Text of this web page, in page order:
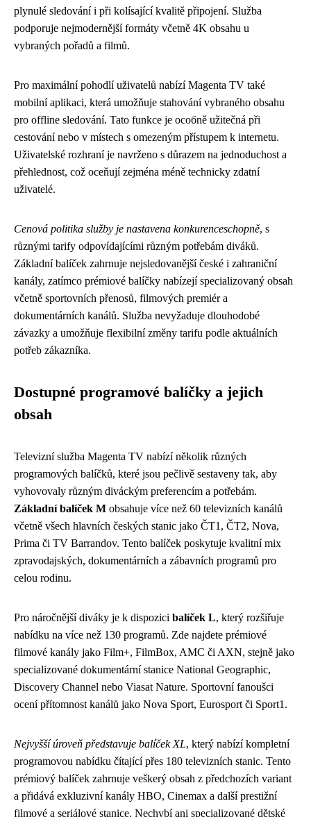
plynulé sledování i při kolísající kvalitě připojení. Služba
podporuje nejmodernější formáty včetně 4K obsahu u
vybraných pořadů a filmů.
Pro maximální pohodlí uživatelů nabízí Magenta TV také
mobilní aplikaci, která umožňuje stahování vybraného obsahu
pro offline sledování. Tato funkce je особně užitečná při
cestování nebo v místech s omezeným přístupem k internetu.
Uživatelské rozhraní je navrženo s důrazem na jednoduchost a
přehlednost, což oceňují zejména méně technicky zdatní
uživatelé.
Cenová politika služby je nastavena konkurenceschopně, s
různými tarify odpovídajícími různým potřebám diváků.
Základní balíček zahrnuje nejsledovanější české i zahraniční
kanály, zatímco prémiové balíčky nabízejí specializovaný obsah
včetně sportovních přenosů, filmových premiér a
dokumentárních kanálů. Služba nevyžaduje dlouhodobé
závazky a umožňuje flexibilní změny tarifu podle aktuálních
potřeb zákazníka.
Dostupné programové balíčky a jejich
obsah
Televizní služba Magenta TV nabízí několik různých
programových balíčků, které jsou pečlivě sestaveny tak, aby
vyhovovaly různým diváckým preferencím a potřebám.
Základní balíček M obsahuje více než 60 televizních kanálů
včetně všech hlavních českých stanic jako ČT1, ČT2, Nova,
Prima či TV Barrandov. Tento balíček poskytuje kvalitní mix
zpravodajských, dokumentárních a zábavních programů pro
celou rodinu.
Pro náročnější diváky je k dispozici balíček L, který rozšiřuje
nabídku na více než 130 programů. Zde najdete prémiové
filmové kanály jako Film+, FilmBox, AMC či AXN, stejně jako
specializované dokumentární stanice National Geographic,
Discovery Channel nebo Viasat Nature. Sportovní fanoušci
ocení přítomnost kanálů jako Nova Sport, Eurosport či Sport1.
Nejvyšší úroveň představuje balíček XL, který nabízí kompletní
programovou nabídku čítající přes 180 televizních stanic. Tento
prémiový balíček zahrnuje veškerý obsah z předchozích variant
a přidává exkluzivní kanály HBO, Cinemax a další prestižní
filmové a seriálové stanice. Nechybí ani specializované dětské